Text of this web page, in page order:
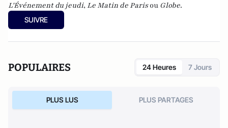
L'Événement du jeudi, Le Matin de Parisou Globe.
SUIVRE
POPULAIRES 24 Heures 7 Jours
PLUS LUS PLUS PARTAGES